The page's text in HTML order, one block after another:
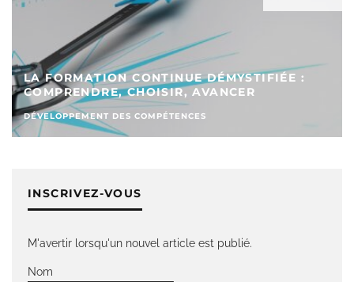
LA FORMATION CONTINUE DÉMYSTIFIÉE :
COMPRENDRE, CHOISIR, AVANCER
DÉVELOPPEMENT DES COMPÉTENCES
INSCRIVEZ-VOUS
M'avertir lorsqu'un nouvel article est publié.
Nom